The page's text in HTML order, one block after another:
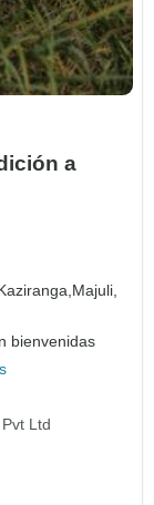
a
Majuli,
bienvenidas
Ltd